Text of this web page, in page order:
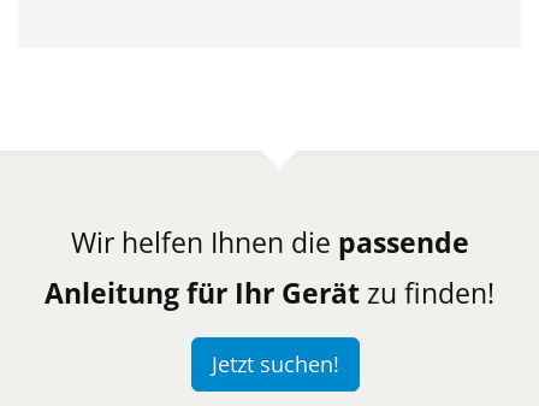
Wir helfen Ihnen die passende
Anleitung für Ihr Gerät zu finden!
Jetzt suchen!